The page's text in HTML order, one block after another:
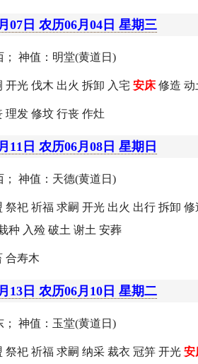
07日 农历06月04日 星期三
神值：明堂(黄道日)
开光 伐木 出火 拆卸 入宅 安床修造 动
理发 修坟 行丧 作灶
11日 农历06月08日 星期日
神值：天德(黄道日)
祭祀 祈福 求嗣 开光 出火 出行 拆卸
种 入殓 破土 谢土 安葬
合寿木
13日 农历06月10日 星期二
神值：玉堂(黄道日)
祭祀 祈福 求嗣 纳采 裁衣 冠笄 开光 安